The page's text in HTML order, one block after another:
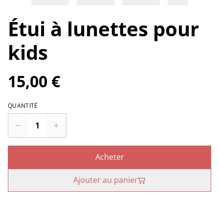
Étui à lunettes pour
kids
15,00 €
QUANTITÉ
Acheter
Ajouter au panier